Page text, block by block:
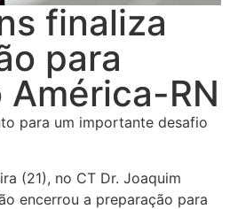
finaliza
para
RN
para um importante desafio
(21), no CT Dr. Joaquim
encerrou a preparação para